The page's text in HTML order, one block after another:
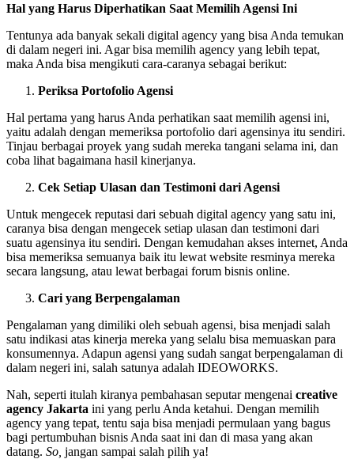
Hal yang Harus Diperhatikan Saat Memilih Agensi Ini
Tentunya ada banyak sekali digital agency yang bisa Anda temukan
di dalam negeri ini. Agar bisa memilih agency yang lebih tepat,
maka Anda bisa mengikuti cara-caranya sebagai berikut:
Periksa Portofolio Agensi
Hal pertama yang harus Anda perhatikan saat memilih agensi ini,
yaitu adalah dengan memeriksa portofolio dari agensinya itu sendiri.
Tinjau berbagai proyek yang sudah mereka tangani selama ini, dan
coba lihat bagaimana hasil kinerjanya.
Cek Setiap Ulasan dan Testimoni dari Agensi
Untuk mengecek reputasi dari sebuah digital agency yang satu ini,
caranya bisa dengan mengecek setiap ulasan dan testimoni dari
suatu agensinya itu sendiri. Dengan kemudahan akses internet, Anda
bisa memeriksa semuanya baik itu lewat website resminya mereka
secara langsung, atau lewat berbagai forum bisnis online.
Cari yang Berpengalaman
Pengalaman yang dimiliki oleh sebuah agensi, bisa menjadi salah
satu indikasi atas kinerja mereka yang selalu bisa memuaskan para
konsumennya. Adapun agensi yang sudah sangat berpengalaman di
dalam negeri ini, salah satunya adalah IDEOWORKS.
Nah, seperti itulah kiranya pembahasan seputar mengenai creative
agency Jakarta ini yang perlu Anda ketahui. Dengan memilih
agency yang tepat, tentu saja bisa menjadi permulaan yang bagus
bagi pertumbuhan bisnis Anda saat ini dan di masa yang akan
datang. So, jangan sampai salah pilih ya!